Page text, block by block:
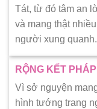
Tát, từ đó tâm an
và mang thật
người xung quanh.
RỘNG KẾT
Vì sở nguyện
hình tướng trang